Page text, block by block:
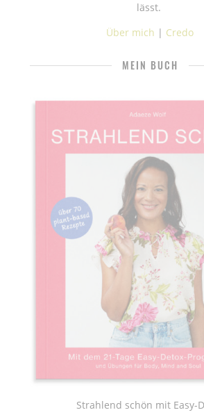
lässt.
Über mich | Credo
MEIN BUCH
Strahlend schön mit Easy-